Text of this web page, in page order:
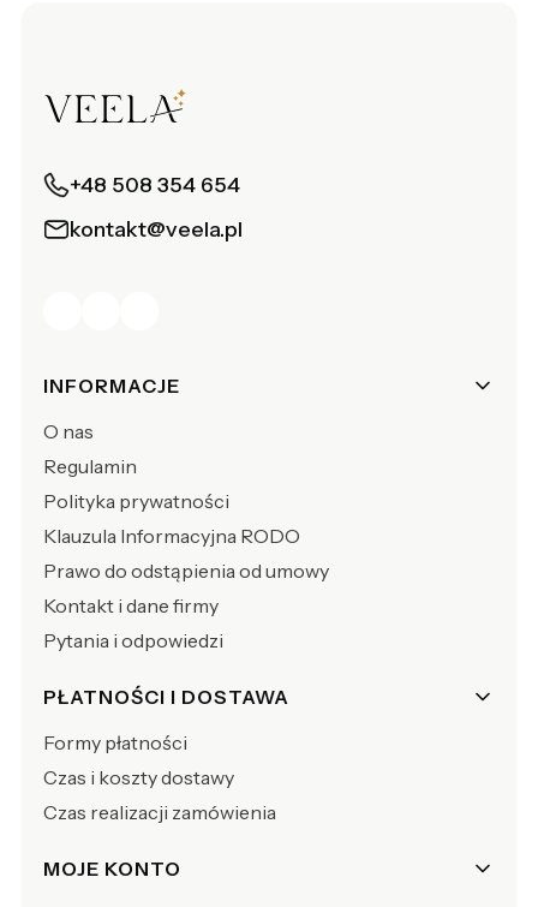
+48 508 354 654
kontakt@veela.pl
Linki w stopce
INFORMACJE
O nas
Regulamin
Polityka prywatności
Klauzula Informacyjna RODO
Prawo do odstąpienia od umowy
Kontakt i dane firmy
Pytania i odpowiedzi
PŁATNOŚCI I DOSTAWA
Formy płatności
Czas i koszty dostawy
Czas realizacji zamówienia
MOJE KONTO